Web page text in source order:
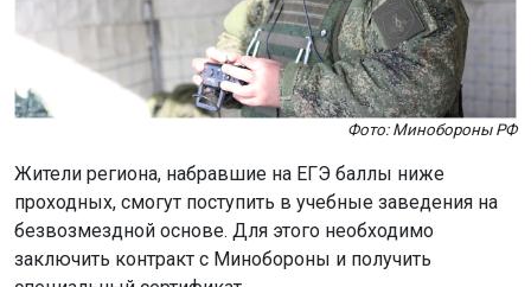
Фото: Минобороны РФ
Жители региона, набравшие на ЕГЭ баллы ниже
проходных, смогут поступить в учебные заведения на
безвозмездной основе. Для этого необходимо
заключить контракт с Минобороны и получить